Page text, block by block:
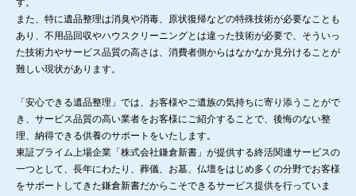
す。
また、特に遺品整理は消臭や消毒、原状復帰などの特殊技術が必要なことも
あり、不用品回収やハウスクリーニングとは違った技術が必要で、そういっ
た技術力やサービス品質の高さは、消費者側からはなかなか見分けることが
難しい現状があります。
「安心できる遺品整理」では、お客様やご遺族の気持ちに寄り添うことがで
き、サービス品質の高い業者をお客様にご紹介することで、後悔のない整
理、納得できる供養のサポートをいたします。
東証プライム上場企業「株式会社鎌倉新書」が提供する終活関連サービスの
一つとして、長年にわたり、葬儀、お墓、仏壇をはじめ多くの分野でお客様
をサポートしてきた鎌倉新書だからこそできるサービス提供を行っていま